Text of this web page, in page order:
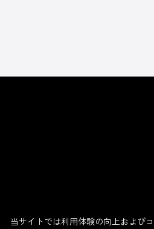
当サイトでは利用体験の向上および